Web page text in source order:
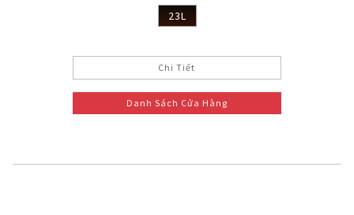
23L
Chi Tiết
Danh Sách Cửa Hàng